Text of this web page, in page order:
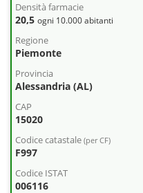
Densità farmacie
20,5 ogni 10.000 abitanti
Regione
Piemonte
Provincia
Alessandria (AL)
CAP
15020
Codice catastale (per CF)
F997
Codice ISTAT
006116